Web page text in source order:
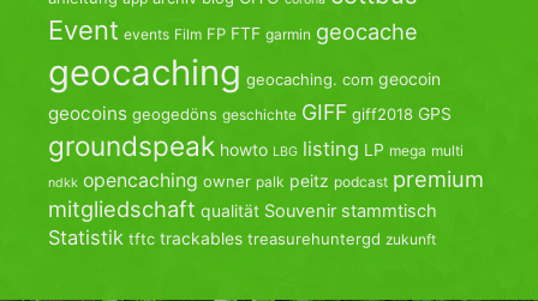
Event events Film FP FTF garmin geocache
geocaching geocaching. com geocoin
geocoins geogedöns geschichte GIFF giff2018 GPS
groundspeak howto LBG listing LP mega multi
ndkk opencaching owner palk peitz podcast premium
mitgliedschaft qualität Souvenir stammtisch
Statistik tftc trackables treasurehuntergd zukunft